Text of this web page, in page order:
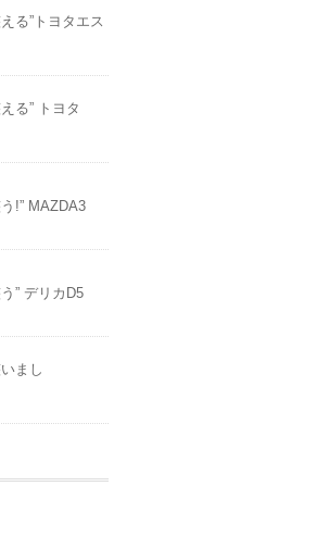
る”トヨタエス
る” トヨタ
!” MAZDA3
” デリカD5
まし